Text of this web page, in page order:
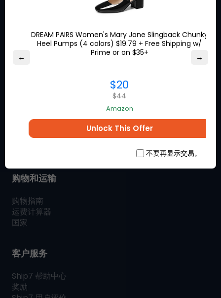
优惠。
Ship7
联系我们
购物和运输
购物指南
运费计算器
国家
客户服务
Ship7 帮助中心
奖励
← →
DREAM PAIRS Women's Mary Jane Slingback Chunky
Heel Pumps (4 colors) $19.79 + Free Shipping w/
Prime or on $35+
$20
$44
Amazon
Unlock This Offer
不要再显示交易。